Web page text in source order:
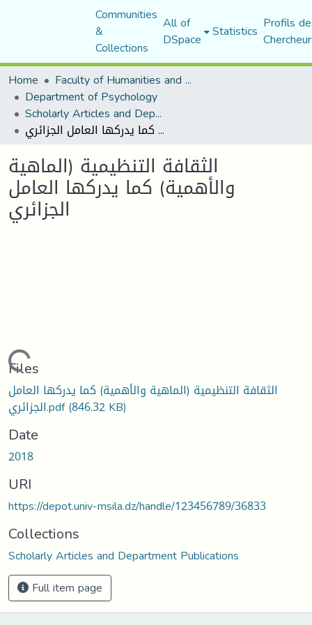
Communities
&
Collections
All of
DSpace Statistics Profils
Home
Faculty of Humanities and Social Sciences
Department of Psychology
Scholarly Articles and Department Publications
الثقافة التنظيمية (الماهية والأهمية) كما يدركها العامل الجزائري
الثقافة التنظيمية (الماهية
والأهمية) كما يدركها العامل
الجزائري
Loading...
Files
الثقافة التنظيمية (الماهية والأهمية) كما يدركها العامل
الجزائري.pdf(846.32 KB)
Date
2018
URI
https://depot.univ-msila.dz/handle/123456789/36833
Collections
Scholarly Articles and Department Publications
Full item page